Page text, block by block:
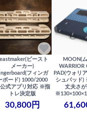
ビースト
メーカー)
フィンガ
ボード) 1000/2000
式アプリ対応 ※指
トレ決定版
30,800円
MOON(
WARRIOR
PAD(ウォリ
シュパッド)
丈夫さ